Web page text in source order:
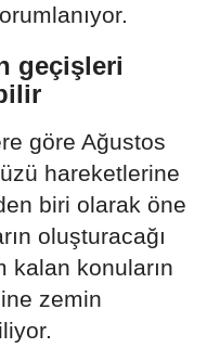
geçişleri
göre Ağustos
hareketlerine
biri olarak öne
oluşturacağı
kalan konuların
zemin